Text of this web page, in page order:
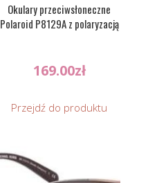
Okulary przeciwsłoneczne
Polaroid P8129A z polaryzacją
169.00zł
Przejdź do produktu